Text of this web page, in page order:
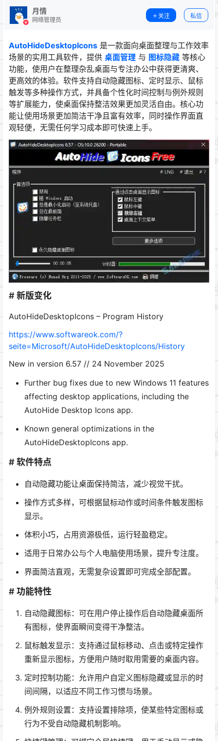
月情
网络管理员
关注 私信
AutoHideDesktopIcons 是一款面向桌面整理与工作效率
场景的实用工具软件，提供 桌面管理 与 图标隐藏 等核心
功能，使用户在整理杂乱桌面与专注办公中获得更清爽、
更高效的体验。软件支持自动隐藏图标、定时显示、鼠标
触发等多种操作方式，并具备个性化时间控制与例外规则
等扩展能力，使桌面保持整洁效果更加灵活自由。核心功
能让使用场景更加简洁干净且富有效率，同时操作界面直
观轻便，无需任何学习成本即可快速上手。
# 新版变化
AutoHideDesktopIcons – Program History
https://www.softwareok.com/?
seite=Microsoft/AutoHideDesktopIcons/History
New in version 6.57 // 24 November 2025
Further bug fixes due to new Windows 11 features
affecting desktop applications, including the
AutoHide Desktop Icons app.
Known general optimizations in the
AutoHideDesktopIcons app.
# 软件特点
自动隐藏功能让桌面保持简洁，减少视觉干扰。
操作方式多样，可根据鼠标动作或时间条件触发图标
显示。
体积小巧，占用资源极低，运行轻盈稳定。
适用于日常办公与个人电脑使用场景，提升专注度。
界面简洁直观，无需复杂设置即可完成全部配置。
# 功能特性
自动隐藏图标：可在用户停止操作后自动隐藏桌面所
有图标，使界面瞬间变得干净整洁。
鼠标触发显示：支持通过鼠标移动、点击或特定操作
重新显示图标，方便用户随时取用需要的桌面内容。
定时控制功能：允许用户自定义图标隐藏或显示的时
间间隔，以适应不同工作习惯与场景。
例外规则设置：支持设置排除项，使某些特定图标或
行为不受自动隐藏机制影响。